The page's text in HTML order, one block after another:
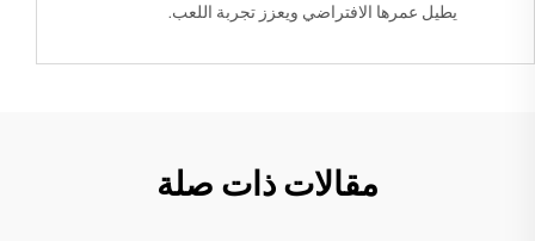
يطيل عمرها الافتراضي ويعزز تجربة اللعب.
مقالات ذات صلة